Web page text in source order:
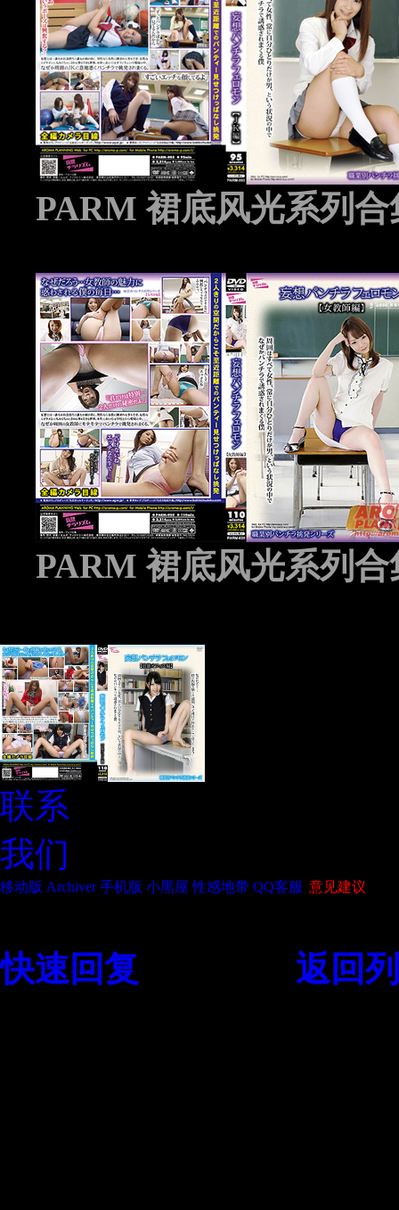
PARM 裙底风光系列合
PARM 裙底风光系列合
联系
我们
移动版 Archiver 手机版 小黑屋 性感地带 QQ客服 意见建议
快速回复
返回